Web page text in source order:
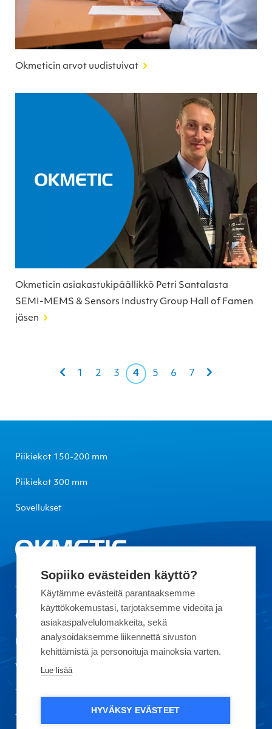
Okmeticin arvot uudistuivat
Okmeticin asiakastukipäällikkö Petri Santalasta
SEMI-MEMS & Sensors Industry Group Hall of Famen
jäsen
1 2 3 4 5 6 7
Piikiekot 150-200 mm
Piikiekot 300 mm
Sovellukset
Tietoa Okmeticista
Ota yhteyttä
Vastuullisuus
Sopiiko evästeiden käyttö?
Käytämme evästeitä parantaaksemme
käyttökokemustasi, tarjotaksemme videoita ja
asiakaspalvelulomakkeita, sekä
analysoidaksemme liikennettä sivuston
kehittämistä ja personoituja mainoksia varten.
Lue lisää
HYVÄKSY EVÄSTEET